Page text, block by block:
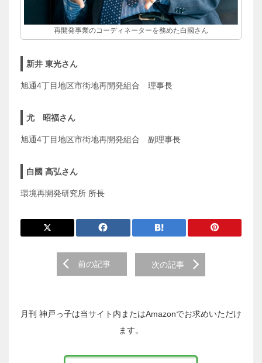
再開発事業のコーディネーターを務めた白國さん
新井 東光さん
旭通4丁目地区市街地再開発組合 理事長
尤 昭福さん
旭通4丁目地区市街地再開発組合 副理事長
白國 高弘さん
環境再開発研究所 所長
稿
前の記事 次の記事
月刊 神戸っ子は当サイト内またはAmazonでお求めいただけ
ます。